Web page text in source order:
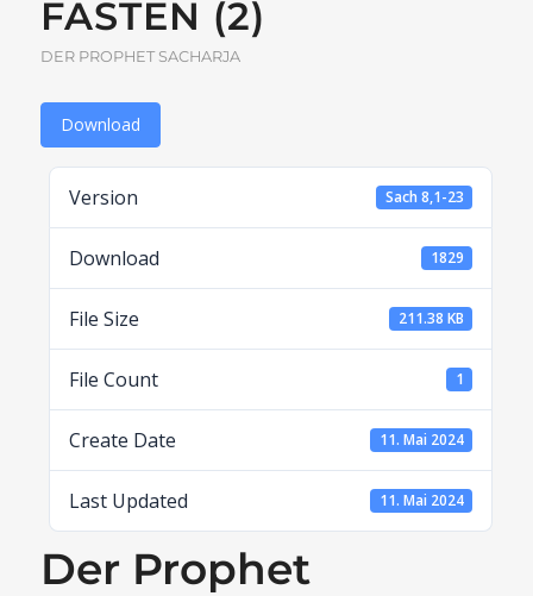
FASTEN (2)
DER PROPHET SACHARJA
Download
Version Sach 8,1-23
Download 1829
File Size 211.38 KB
File Count 1
Create Date 11. Mai 2024
Last Updated 11. Mai 2024
Der Prophet